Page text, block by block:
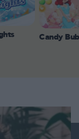
Candy